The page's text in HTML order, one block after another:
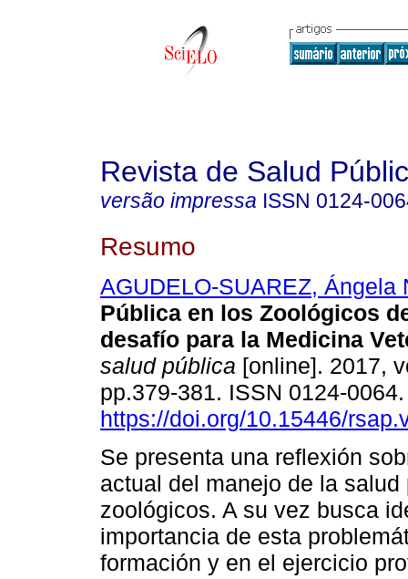
Revista de Salud
versão impressa ISSN 0124-
Resumo
AGUDELO-SUAREZ, Ángela
Pública en los Zoológicos
desafío para la Medicina
salud pública [online]. 2017,
pp.379-381. ISSN 0124-
https://doi.org/10.15446/
Se presenta una reflexión
actual del manejo de la
zoológicos. A su vez busca
importancia de esta
formación y en el ejercicio